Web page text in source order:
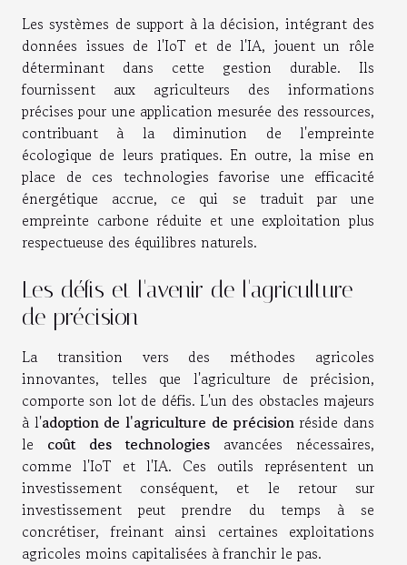
Les systèmes de support à la décision, intégrant des
données issues de l'IoT et de l'IA, jouent un rôle
déterminant dans cette gestion durable. Ils
fournissent aux agriculteurs des informations
précises pour une application mesurée des ressources,
contribuant à la diminution de l'empreinte
écologique de leurs pratiques. En outre, la mise en
place de ces technologies favorise une efficacité
énergétique accrue, ce qui se traduit par une
empreinte carbone réduite et une exploitation plus
respectueuse des équilibres naturels.
Les défis et l'avenir de l'agriculture
de précision
La transition vers des méthodes agricoles
innovantes, telles que l'agriculture de précision,
comporte son lot de défis. L'un des obstacles majeurs
à l'adoption de l'agriculture de précisionréside dans
le coût des technologies avancées nécessaires,
comme l'IoT et l'IA. Ces outils représentent un
investissement conséquent, et le retour sur
investissement peut prendre du temps à se
concrétiser, freinant ainsi certaines exploitations
agricoles moins capitalisées à franchir le pas.